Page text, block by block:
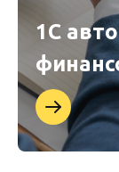
1С